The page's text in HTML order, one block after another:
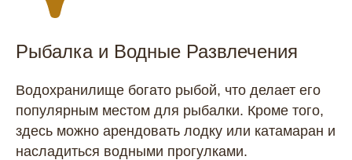
Рыбалка и Водные Развлечения
Водохранилище богато рыбой, что делает его
популярным местом для рыбалки. Кроме того,
здесь можно арендовать лодку или катамаран и
насладиться водными прогулками.